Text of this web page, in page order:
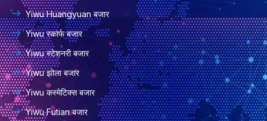
Yiwu Huangyuan बजार
Yiwu स्कार्फ बजार
Yiwu स्टेशनरी बजार
Yiwu झोला बजार
Yiwu कस्मेटिक्स बजार
Yiwu Futian बजार